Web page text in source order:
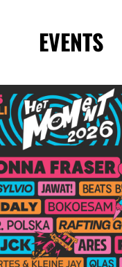
EVENTS